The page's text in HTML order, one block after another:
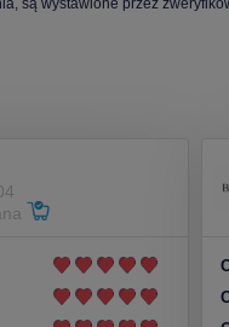
są wystawione przez